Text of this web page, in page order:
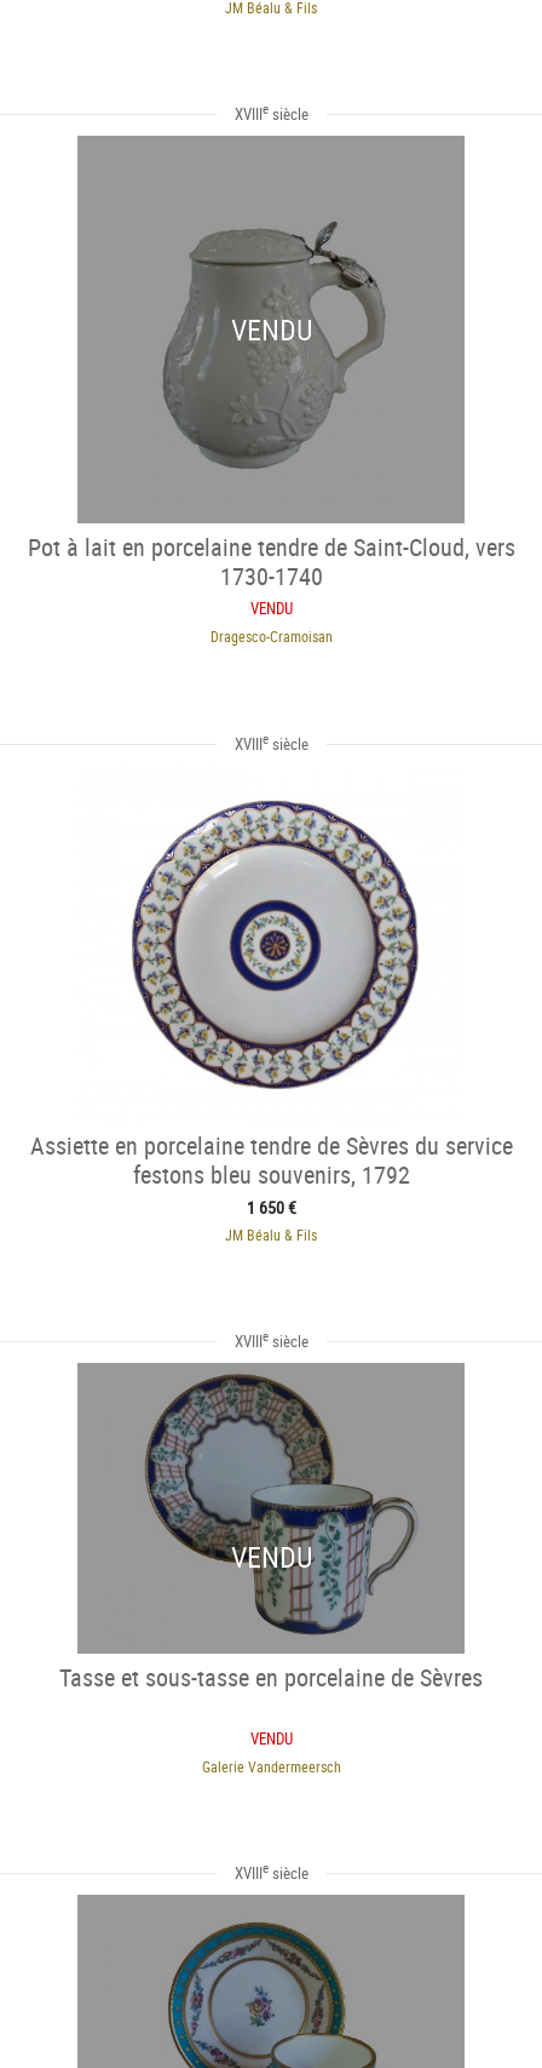
JM Béalu & Fils
XVIIIesiècle
VENDU
Pot à lait en porcelaine tendre de Saint-Cloud, vers
1730-1740
VENDU
Dragesco-Cramoisan
XVIIIesiècle
Assiette en porcelaine tendre de Sèvres du service
festons bleu souvenirs, 1792
1 650 €
JM Béalu & Fils
XVIIIesiècle
VENDU
Tasse et sous-tasse en porcelaine de Sèvres
VENDU
Galerie Vandermeersch
XVIIIesiècle